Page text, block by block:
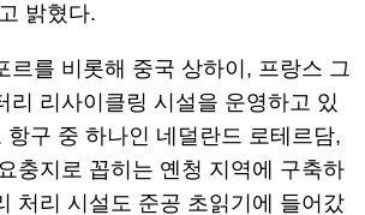
밝혔다.
르를 비롯해 중국 상하이, 프랑스 그
리 리사이클링 시설을 운영하고 있
항구 중 하나인 네덜란드 로테르담,
충지로 꼽히는 옌청 지역에 구축하
처리 시설도 준공 초읽기에 들어갔